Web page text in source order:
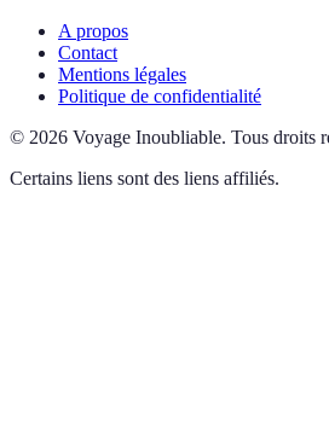
A propos
Contact
Mentions légales
Politique de confidentialité
© 2026 Voyage Inoubliable. Tous droits
Certains liens sont des liens affiliés.